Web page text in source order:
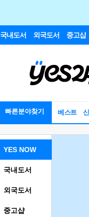
국내도서 외국도서 중고샵
빠른분야찾기 베스트
YES NOW
국내도서
외국도서
중고샵